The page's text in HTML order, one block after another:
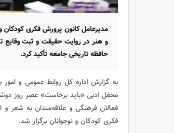
مدیرعامل کانون پرورش فکری کودکان
و هنر در روایت حقیقت و ثبت وقایع
حافظه تاریخی جامعه تأکید کرد.
به گزارش اداره کل روابط عمومی و
فعالان فرهنگی و علاقه‌مندان به
فکری کودکان و نوجوانان برگزار شد.